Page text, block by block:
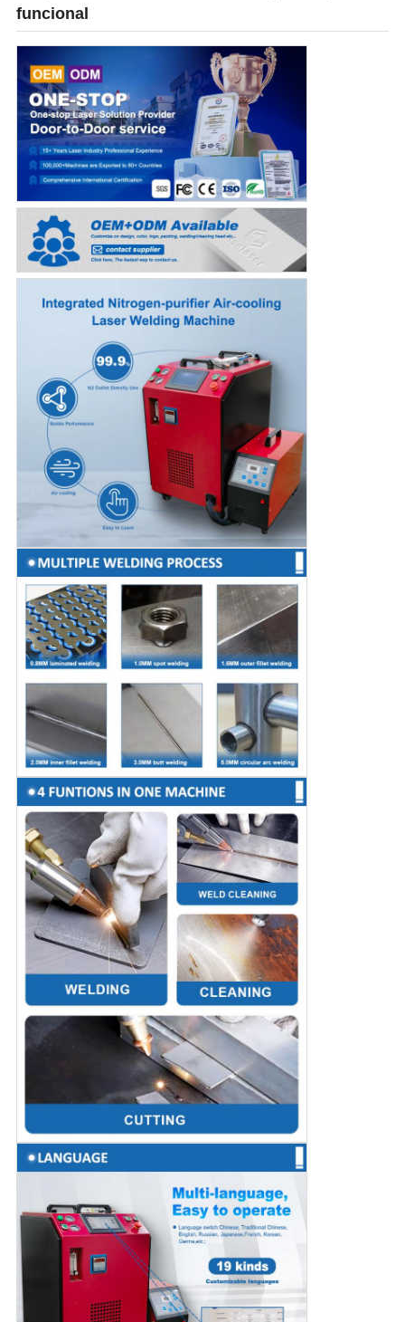
SITEMAP
PRIVACY
POLICY
funcional